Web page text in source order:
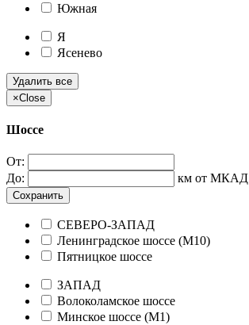
Южная
Я
Ясенево
Удалить все
×Close
Шоссе
От:
До:
км от МКАД
Сохранить
СЕВЕРО-ЗАПАД
Ленинградское шоссе (М10)
Пятницкое шоссе
ЗАПАД
Волоколамское шоссе
Минское шоссе (М1)